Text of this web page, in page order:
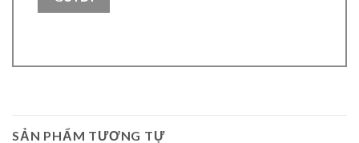
SẢN PHẨM TƯƠNG TỰ